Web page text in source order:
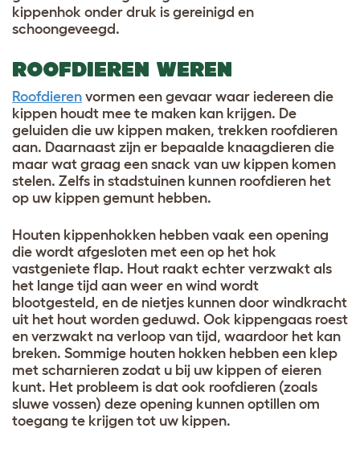
kippenhok onder druk is gereinigd en
schoongeveegd.
ROOFDIEREN WEREN
Roofdieren vormen een gevaar waar iedereen die
kippen houdt mee te maken kan krijgen. De
geluiden die uw kippen maken, trekken roofdieren
aan. Daarnaast zijn er bepaalde knaagdieren die
maar wat graag een snack van uw kippen komen
stelen. Zelfs in stadstuinen kunnen roofdieren het
op uw kippen gemunt hebben.
Houten kippenhokken hebben vaak een opening
die wordt afgesloten met een op het hok
vastgeniete flap. Hout raakt echter verzwakt als
het lange tijd aan weer en wind wordt
blootgesteld, en de nietjes kunnen door windkracht
uit het hout worden geduwd. Ook kippengaas roest
en verzwakt na verloop van tijd, waardoor het kan
breken. Sommige houten hokken hebben een klep
met scharnieren zodat u bij uw kippen of eieren
kunt. Het probleem is dat ook roofdieren (zoals
sluwe vossen) deze opening kunnen optillen om
toegang te krijgen tot uw kippen.